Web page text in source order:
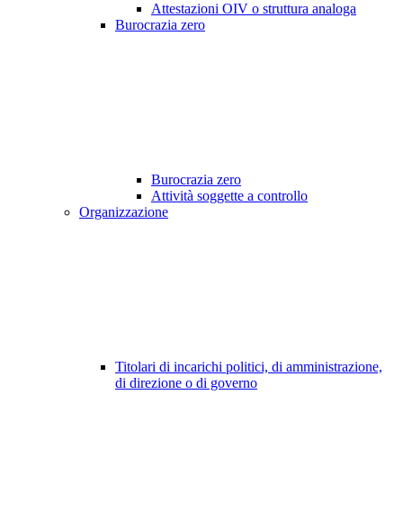
Attestazioni OIV o struttura analoga
Burocrazia zero
Burocrazia zero
Attività soggette a controllo
Organizzazione
Titolari di incarichi politici, di amministrazione,
di direzione o di governo